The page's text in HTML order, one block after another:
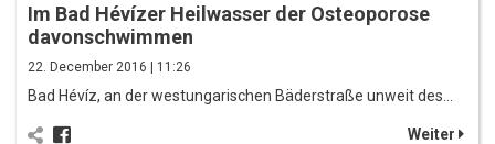
Im Bad Hévízer Heilwasser der Osteoporose
davonschwimmen
22. December 2016 | 11:26
Bad Hévíz, an der westungarischen Bäderstraße unweit des…
Weiter